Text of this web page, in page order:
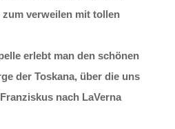
verweilen mit tollen
erlebt man den schönen
der Toskana, über die uns
nach LaVerna